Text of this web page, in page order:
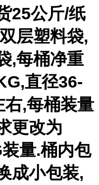
25公斤/纸
层塑料袋,
,每桶净重
直径36-
,每桶装量
更改为
量.桶内包
成小包装,